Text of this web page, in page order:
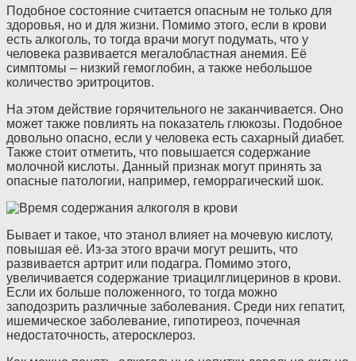
Подобное состояние считается опасным не только для
здоровья, но и для жизни. Помимо этого, если в крови
есть алкоголь, то тогда врачи могут подумать, что у
человека развивается мегалобластная анемия. Её
симптомы – низкий гемоглобин, а также небольшое
количество эритроцитов.
На этом действие горячительного не заканчивается. Оно
может также повлиять на показатель глюкозы. Подобное
довольно опасно, если у человека есть сахарный диабет.
Также стоит отметить, что повышается содержание
молочной кислоты. Данный признак могут принять за
опасные патологии, например, геморрагический шок.
Бывает и такое, что этанол влияет на мочевую кислоту,
повышая её. Из-за этого врачи могут решить, что
развивается артрит или подагра. Помимо этого,
увеличивается содержание триацилглицеринов в крови.
Если их больше положенного, то тогда можно
заподозрить различные заболевания. Среди них гепатит,
ишемическое заболевание, гипотиреоз, почечная
недостаточность, атеросклероз.